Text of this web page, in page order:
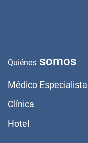
Quiénes somos
Médico Especialista
Clínica
Hotel